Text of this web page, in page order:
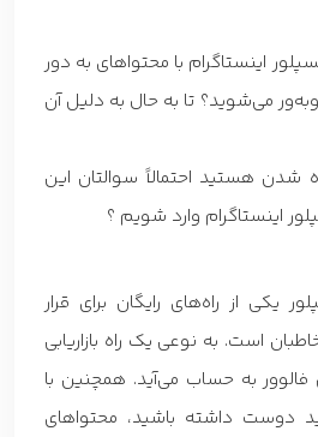
اینستاگرام با محتواهای به دور
می‌شوید؟ تا به حال به دلیل آن
شدن هستید احتمالاً سوالتان این
اینستاگرام وارد شویم ؟
یکی از راه‌های رایگان برای قرار
است. به نوعی یک راه بازاریابی
فالوور به حساب می‌آید. همچنین با
دوست داشته باشید، محتواهای